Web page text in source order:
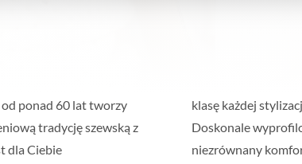
ponad 60 lat tworzy
tradycję szewską z
dla Ciebie
klasę każdej
Doskonale
niezrównany